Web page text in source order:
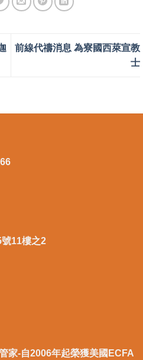
前線代禱消息 為寮國西萊宣教
士
11樓之2
家-自2006年起榮獲美國ECFA